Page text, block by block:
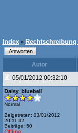
Index » Rechtschreibung
Autor
05/01/2012 00:32:10
Daisy_bluebell
Normal
Beigetreten: 03/01/2012
20:11:32
Beiträge: 50